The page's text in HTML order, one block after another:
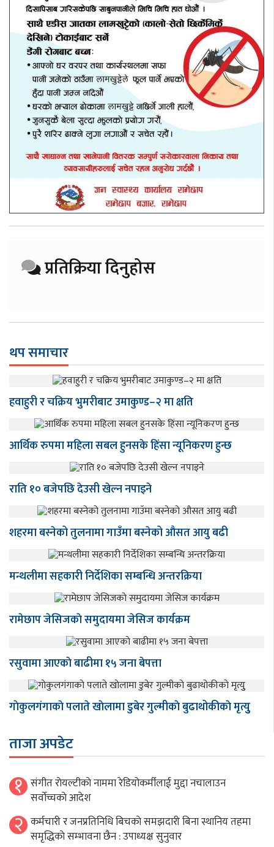
प्रतिक्रिया दिनुहोस
थप समाचार
हवाहुरी र चक्रिय भुमरीबाट उमाकुण्ड–२ मा क्षति
आर्थिक रुपमा महिला सबल हुनसके हिंसा न्यूनिकरण हुन्छ
राति १० बजेपछि देउसी खेल्न नपाइने
शहरमा बस्नेको तुलनामा गाउँमा बस्नेको औसत आयु बढी
मन्थलीमा सहकारी निर्देशिका सम्बन्धि अन्तरक्रिया
रामेछाप जेसिजकाे समुदायमा जेसिज कार्यक्रम
रसुवामा आएकाे बाढीमा १५ जना बेपत्ता
गाेकुलगंगाकाे पलाते खाेलामा डुबेर गुल्मीकाे बुढाथोकीकाे मृत्युु
ताजा अपडेट
१ संगीत राेयल्टीकाे नाममा रेडियोकर्मीलाई मुद्दा नचालाउन
सर्वाेच्चकाे आदेश
२ कर्मचारी र जनप्रतिनिधि बिचकाे समझदारी बिना स्थानिय तहमा
समृद्धिकाे सम्भावना छैन : उपाध्यक्ष सुनुवार